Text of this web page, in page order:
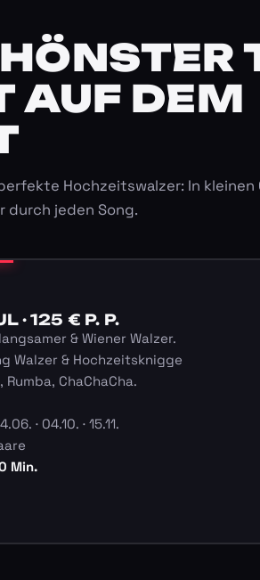
AUF DEM
Hochzeitswalzer: In kleinen
durch jeden Song.
· 125 € P. P.
& Wiener Walzer.
Walzer & Hochzeitsknigge
Rumba, ChaChaCha.
· 04.10. · 15.11.
Min.